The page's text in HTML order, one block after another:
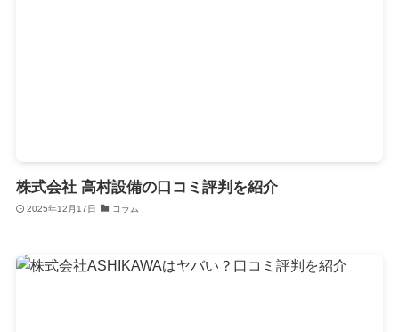
株式会社 高村設備の口コミ評判を紹介
2025年12月17日 コラム